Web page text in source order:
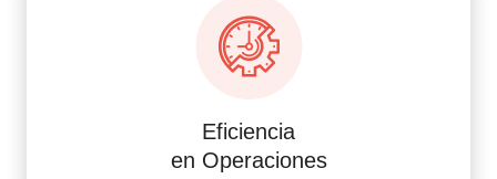
Eficiencia
en Operaciones